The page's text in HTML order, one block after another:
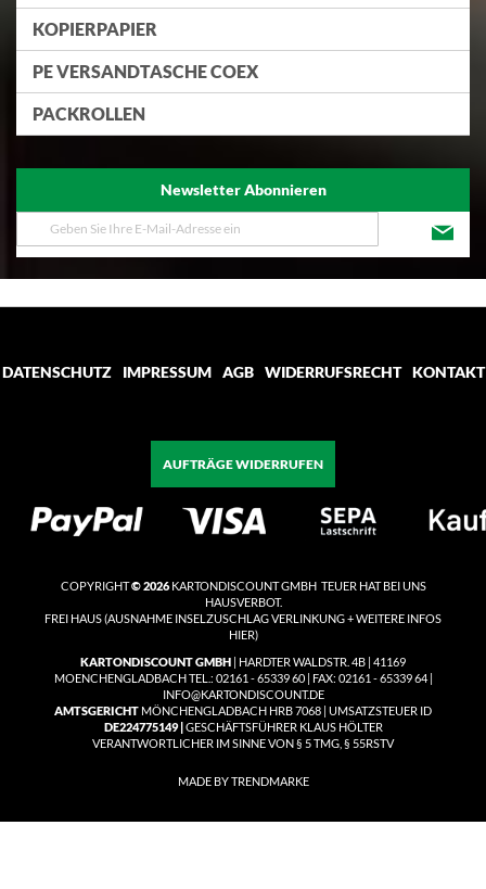
KOPIERPAPIER
PE VERSANDTASCHE COEX
PACKROLLEN
Newsletter Abonnieren
Melden
Sie
unseren
DATENSCHUTZ
IMPRESSUM AGB WIDERRUFSRECHT KONTAKT
AUFTRÄGE WIDERRUFEN
COPYRIGHT© 2026KARTONDISCOUNT GMBH TEUER HAT BEI UNS
HAUSVERBOT.
FREI HAUS(AUSNAHME INSELZUSCHLAG VERLINKUNG + WEITERE INFOS
HIER)
KARTONDISCOUNT GMBH | HARDTER WALDSTR. 4B | 41169
MOENCHENGLADBACH TEL.: 02161 - 65339 60 | FAX: 02161 - 65339 64 |
INFO@KARTONDISCOUNT.DE
AMTSGERICHT MÖNCHENGLADBACH HRB 7068 | UMSATZSTEUER ID
DE224775149 | GESCHÄFTSFÜHRER KLAUS HÖLTER
VERANTWORTLICHER IM SINNE VON § 5 TMG, § 55RSTV
MADE BY TRENDMARKE